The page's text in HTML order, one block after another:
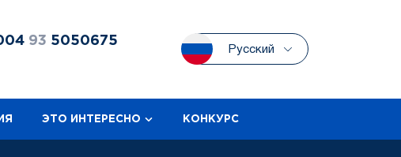
93 5050675
Русский
ЭТО ИНТЕРЕСНО КОНКУРС